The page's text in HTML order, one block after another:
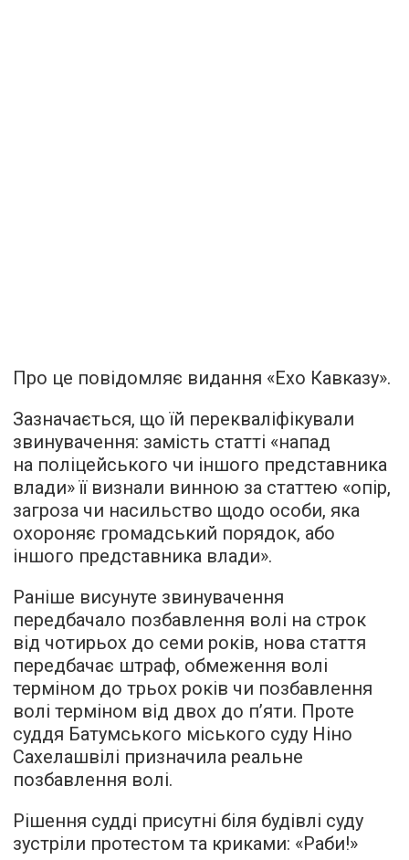
Про це повідомляє видання «Ехо Кавказу».
Зазначається, що їй перекваліфікували
звинувачення: замість статті «напад
на поліцейського чи іншого представника
влади» її визнали винною за статтею «опір,
загроза чи насильство щодо особи, яка
охороняє громадський порядок, або
іншого представника влади».
Раніше висунуте звинувачення
передбачало позбавлення волі на строк
від чотирьох до семи років, нова стаття
передбачає штраф, обмеження волі
терміном до трьох років чи позбавлення
волі терміном від двох до п’яти. Проте
суддя Батумського міського суду Ніно
Сахелашвілі призначила реальне
позбавлення волі.
Рішення судді присутні біля будівлі суду
зустріли протестом та криками: «Раби!»